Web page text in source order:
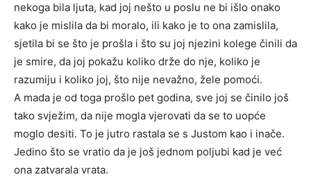
nekoga bila ljuta, kad joj nešto u poslu ne bi išlo onako
kako je mislila da bi moralo, ili kako je to ona zamislila,
sjetila bi se što je prošla i što su joj njezini kolege činili da
je smire, da joj pokažu koliko drže do nje, koliko je
razumiju i koliko joj, što nije nevažno, žele pomoći.
A mada je od toga prošlo pet godina, sve joj se činilo još
tako svježim, da nije mogla vjerovati da se to uopće
moglo desiti. To je jutro rastala se s Justom kao i inače.
Jedino što se vratio da je još jednom poljubi kad je već
ona zatvarala vrata.